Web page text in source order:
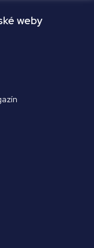
weby